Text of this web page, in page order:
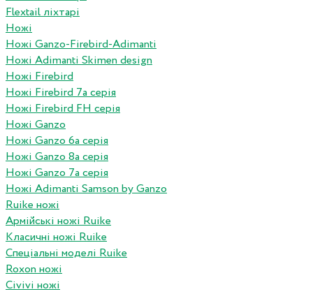
Flextail ліхтарі
Ножі
Ножі Ganzo-Firebird-Adimanti
Ножі Adimanti Skimen design
Ножі Firebird
Ножі Firebird 7а серія
Ножі Firebird FH серія
Ножі Ganzo
Ножі Ganzo 6а серія
Ножі Ganzo 8а серія
Ножі Ganzo 7а серія
Ножі Adimanti Samson by Ganzo
Ruike ножі
Армійські ножі Ruike
Класичні ножі Ruike
Спеціальні моделі Ruike
Roxon ножi
Civivi ножі